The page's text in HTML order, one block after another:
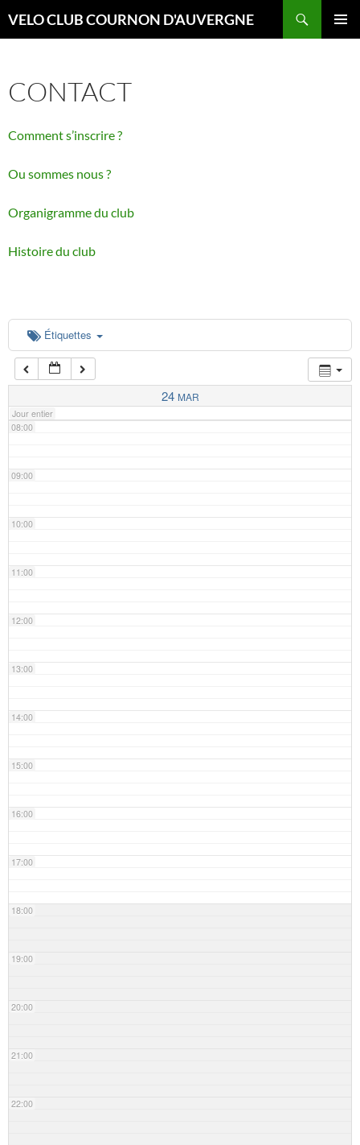
auVELO CLUB COURNON D'AUVERGNE
CONTACT
Comment s’inscrire ?
Ou sommes nous ?
Organigramme du club
Histoire du club
Étiquettes
24 MAR
Jour entier
00:00
01:00
02:00
06:00
07:00
08:00
09:00
10:00
11:00
12:00
13:00
14:00
15:00
16:00
17:00
18:00
19:00
20:00
21:00
22:00